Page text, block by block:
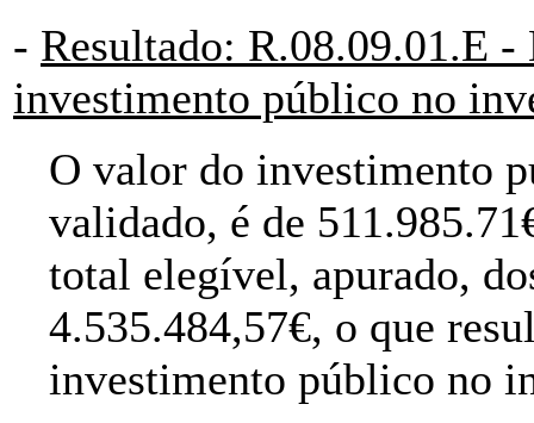
- Resultado: R.08.09.01.E
investimento público no
O valor do investimento
validado, é de
total elegível, apurado,
4.535.484,57€, o que
investimento público no